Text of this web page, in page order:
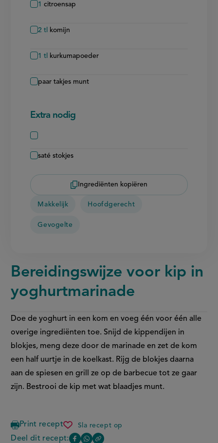
1citroensap
2 tl komijn
1 tl kurkumapoeder
paar takjes munt
Extra nodig
saté stokjes
Ingrediënten kopiëren
Makkelijk Hoofdgerecht
Gevogelte
Bereidingswijze voor kip in
yoghurtmarinade
Doe de yoghurt in een kom en voeg één voor één alle
overige ingrediënten toe. Snijd de kippendijen in
blokjes, meng deze door de marinade en zet de kom
een half uurtje in de koelkast. Rijg de blokjes daarna
aan de spiesen en grill ze op de barbecue tot ze gaar
zijn. Bestrooi de kip met wat blaadjes munt.
Print recept Sla recept op
kip
in
Deel dit recept: